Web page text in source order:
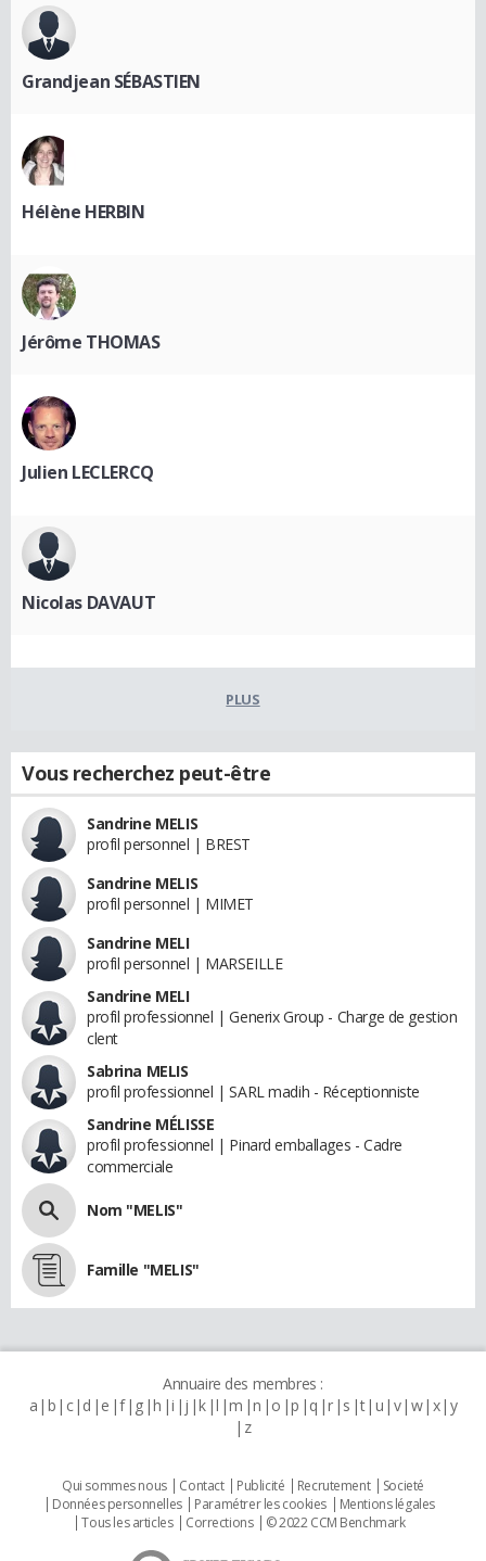
Grandjean SÉBASTIEN
Hélène HERBIN
Jérôme THOMAS
Julien LECLERCQ
Nicolas DAVAUT
PLUS
Vous recherchez peut-être
Sandrine MELIS
profil personnel | BREST
Sandrine MELIS
profil personnel | MIMET
Sandrine MELI
profil personnel | MARSEILLE
Sandrine MELI
profil professionnel | Generix Group - Charge de gestion
clent
Sabrina MELIS
profil professionnel | SARL madih - Réceptionniste
Sandrine MÉLISSE
profil professionnel | Pinard emballages - Cadre
commerciale
Nom "MELIS"
Famille "MELIS"
Annuaire des membres :
a b c d e f g h i j k l m n o p q r s t u v w x y
z
Qui sommes nous Contact Publicité Recrutement
Societé
Données personnelles
Paramétrer les cookies
Mentions légales
Tous les articles
Corrections © 2022 CCM Benchmark